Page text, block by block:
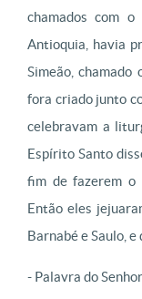
chamados com
Antioquia, havia
Simeão, chamado
fora criado junto
celebravam a
Espírito Santo
fim de fazerem o
Então eles
Barnabé e Saulo,
- Palavra do Senhor.